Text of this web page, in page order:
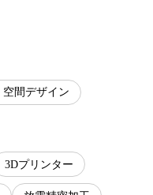
空間デザイン
3Dプリンター